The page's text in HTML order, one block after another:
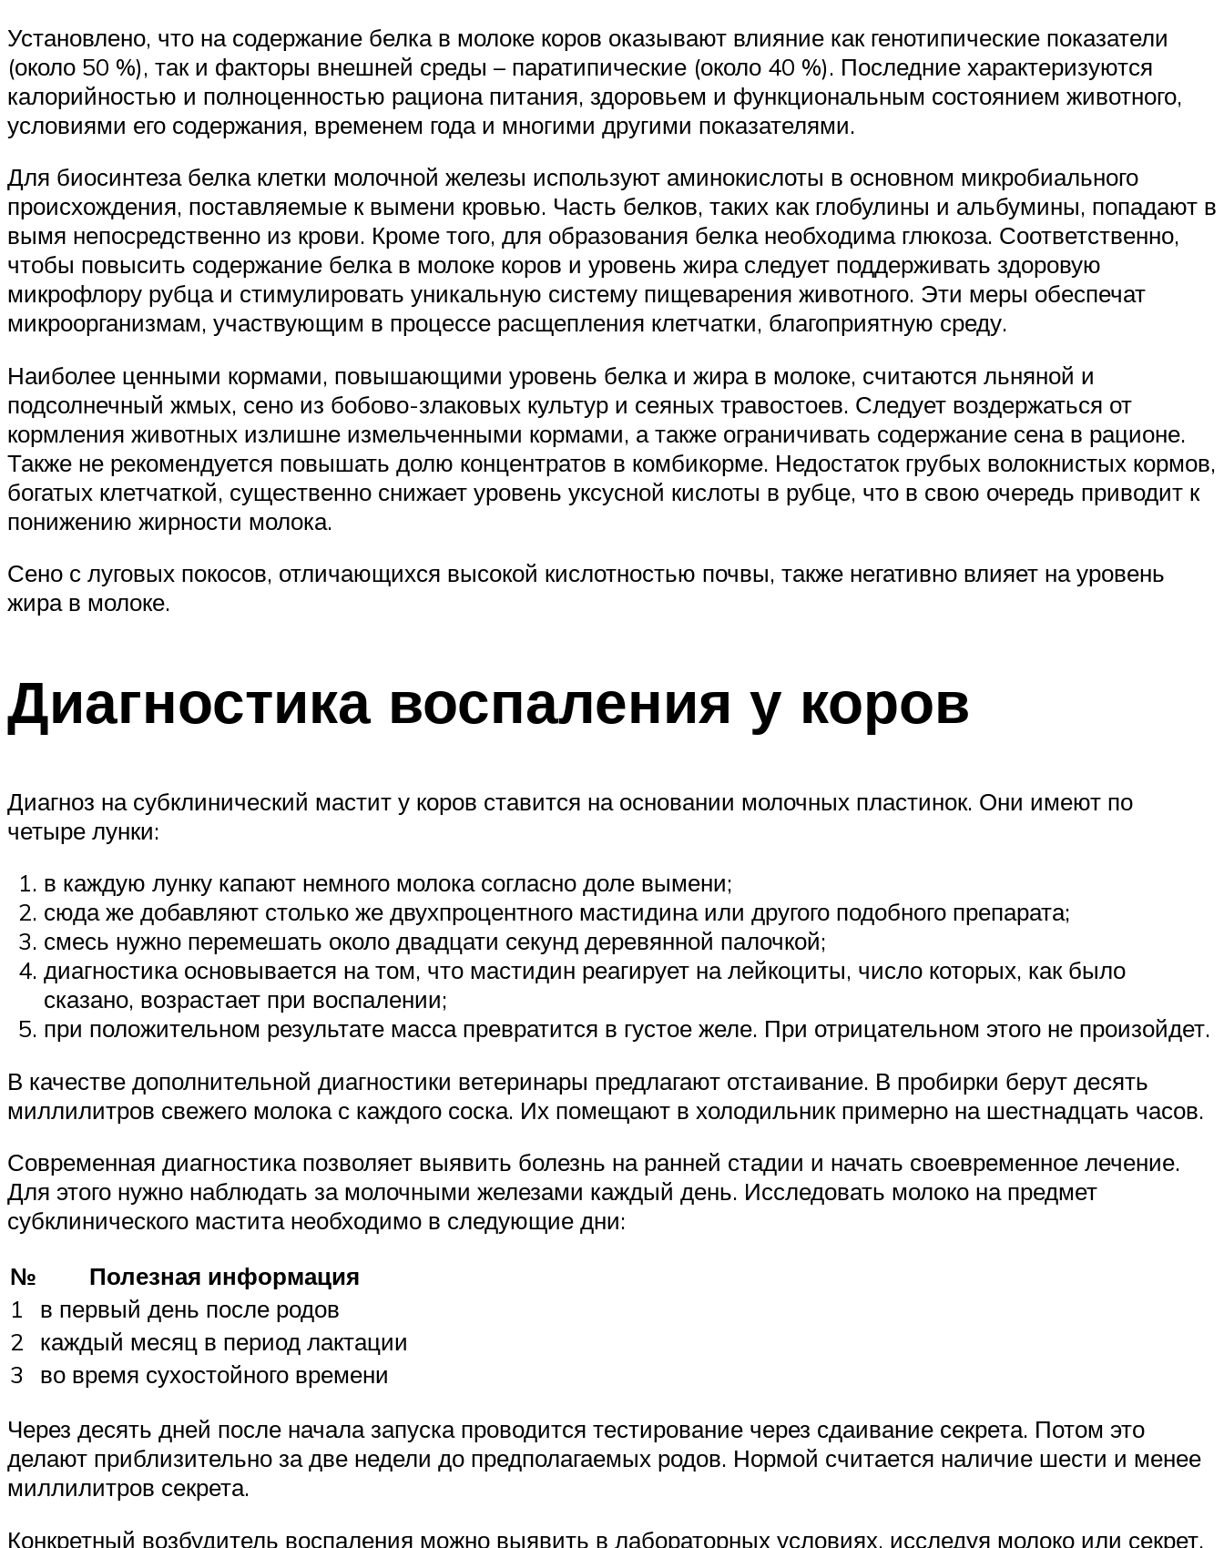
Установлено, что на содержание белка в молоке коров оказывают влияние как генотипические показатели
(около 50 %), так и факторы внешней среды – паратипические (около 40 %). Последние характеризуются
калорийностью и полноценностью рациона питания, здоровьем и функциональным состоянием животного,
условиями его содержания, временем года и многими другими показателями.
Для биосинтеза белка клетки молочной железы используют аминокислоты в основном микробиального
происхождения, поставляемые к вымени кровью. Часть белков, таких как глобулины и альбумины, попадают в
вымя непосредственно из крови. Кроме того, для образования белка необходима глюкоза. Соответственно,
чтобы повысить содержание белка в молоке коров и уровень жира следует поддерживать здоровую
микрофлору рубца и стимулировать уникальную систему пищеварения животного. Эти меры обеспечат
микроорганизмам, участвующим в процессе расщепления клетчатки, благоприятную среду.
Наиболее ценными кормами, повышающими уровень белка и жира в молоке, считаются льняной и
подсолнечный жмых, сено из бобово-злаковых культур и сеяных травостоев. Следует воздержаться от
кормления животных излишне измельченными кормами, а также ограничивать содержание сена в рационе.
Также не рекомендуется повышать долю концентратов в комбикорме. Недостаток грубых волокнистых кормов,
богатых клетчаткой, существенно снижает уровень уксусной кислоты в рубце, что в свою очередь приводит к
понижению жирности молока.
Сено с луговых покосов, отличающихся высокой кислотностью почвы, также негативно влияет на уровень
жира в молоке.
Диагностика воспаления у коров
Диагноз на субклинический мастит у коров ставится на основании молочных пластинок. Они имеют по
четыре лунки:
в каждую лунку капают немного молока согласно доле вымени;
сюда же добавляют столько же двухпроцентного мастидина или другого подобного препарата;
смесь нужно перемешать около двадцати секунд деревянной палочкой;
диагностика основывается на том, что мастидин реагирует на лейкоциты, число которых, как было
сказано, возрастает при воспалении;
при положительном результате масса превратится в густое желе. При отрицательном этого не произойдет.
В качестве дополнительной диагностики ветеринары предлагают отстаивание. В пробирки берут десять
миллилитров свежего молока с каждого соска. Их помещают в холодильник примерно на шестнадцать часов.
Современная диагностика позволяет выявить болезнь на ранней стадии и начать своевременное лечение.
Для этого нужно наблюдать за молочными железами каждый день. Исследовать молоко на предмет
субклинического мастита необходимо в следующие дни:
№
Полезная информация
1
в первый день после родов
2
каждый месяц в период лактации
3
во время сухостойного времени
Через десять дней после начала запуска проводится тестирование через сдаивание секрета. Потом это
делают приблизительно за две недели до предполагаемых родов. Нормой считается наличие шести и менее
миллилитров секрета.
Конкретный возбудитель воспаления можно выявить в лабораторных условиях, исследуя молоко или секрет.